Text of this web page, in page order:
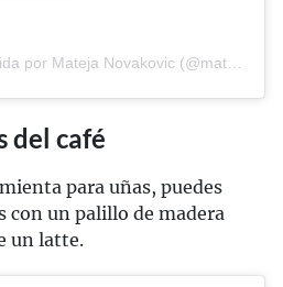
Una publicación compartida por Mateja Novakovic (@matejanova)
del café
para uñas, puedes
con un palillo de madera
un latte.